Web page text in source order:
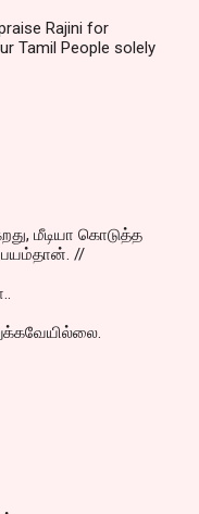
Rajini for
Tamil People solely
மீடியா கொடுத்த
//